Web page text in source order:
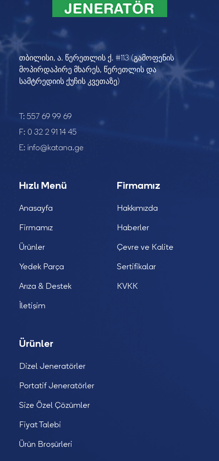
თბილისი, ა. წერეთლის ქ. #113 (გამოფენის
მოპირდაპირე მხარეს, წერეთლის და
სამტრედიის ქუჩის კვეთაზე)
T: 557 69 99 69
F: 0 32 2 91 14 45
E: info@katana.ge
Hızlı Menü
Anasayfa
Firmamız
Ürünler
Yedek Parça
Arıza & Destek
İletişim
Firmamız
Hakkımızda
Haberler
Çevre ve Kalite
Sertifikalar
KVKK
Ürünler
Dizel Jeneratörler
Portatif Jeneratörler
Size Özel Çözümler
Fiyat Talebi
Ürün Broşürleri